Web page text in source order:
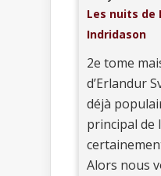
Les nuits de
Indridason
2e tome
d’Erlandur
déjà
principal de
Alors nous